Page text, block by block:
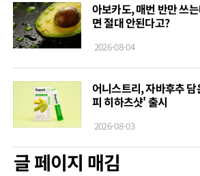
아보카도, 매번 반만 쓰
면 절대 안된다고?
2026-08-04
어니스트리, 자바후추
피 히하츠샷' 출시
2026-08-03
글 페이지 매김